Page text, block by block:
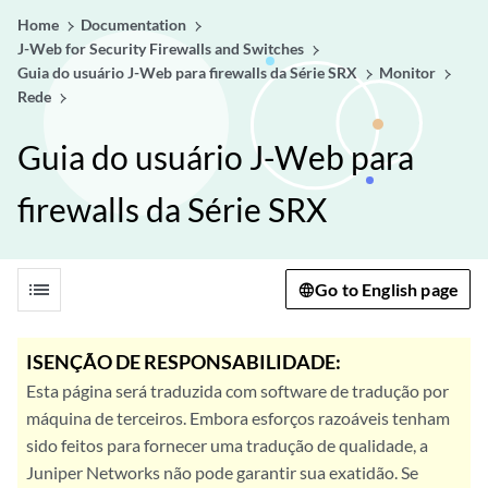
Home
Documentation
J-Web for Security Firewalls and Switches
Guia do usuário J-Web para firewalls da Série SRX
Monitor
Rede
Guia do usuário J-Web para
firewalls da Série SRX
list Go to English page
ISENÇÃO DE RESPONSABILIDADE:
Esta página será traduzida com software de tradução por
máquina de terceiros. Embora esforços razoáveis tenham
sido feitos para fornecer uma tradução de qualidade, a
Juniper Networks não pode garantir sua exatidão. Se